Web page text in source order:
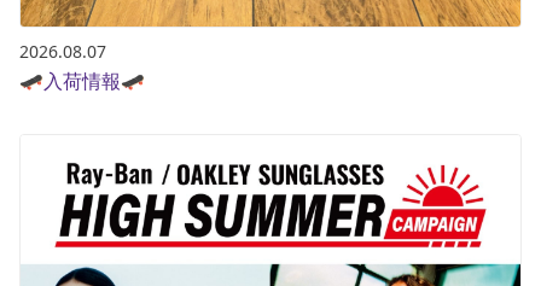
2026.08.07
🛹入荷情報🛹